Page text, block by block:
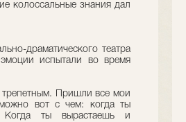
колоссальные знания дал
драматического театра
испытали во время
трепетным. Пришли все мои
вот с чем: когда ты
ты вырастаешь и